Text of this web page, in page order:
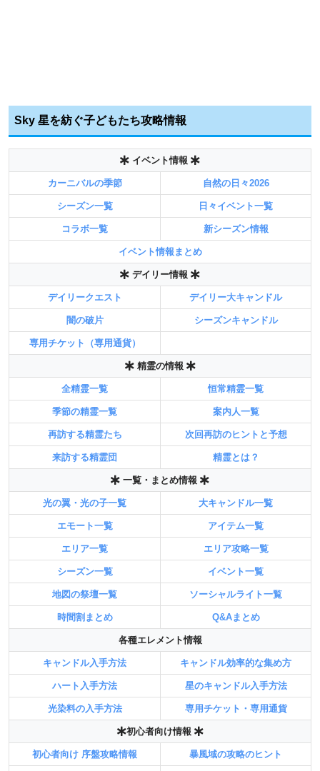
Sky 星を紡ぐ子どもたち攻略情報
イベント情報
カーニバルの季節 自然の日々2026
シーズン一覧 日々イベント一覧
コラボ一覧 新シーズン情報
イベント情報まとめ
デイリー情報
デイリークエスト デイリー大キャンドル
闇の破片 シーズンキャンドル
専用チケット（専用通貨）
精霊の情報
全精霊一覧 恒常精霊一覧
季節の精霊一覧 案内人一覧
再訪する精霊たち 次回再訪のヒントと予想
来訪する精霊団 精霊とは？
一覧・まとめ情報
光の翼・光の子一覧 大キャンドル一覧
エモート一覧 アイテム一覧
エリア一覧 エリア攻略一覧
シーズン一覧 イベント一覧
地図の祭壇一覧 ソーシャルライト一覧
時間割まとめ Q&Aまとめ
各種エレメント情報
キャンドル入手方法 キャンドル効率的な集め方
ハート入手方法 星のキャンドル入手方法
光染料の入手方法 専用チケット・専用通貨
初心者向け情報
初心者向け 序盤攻略情報 暴風域の攻略のヒント